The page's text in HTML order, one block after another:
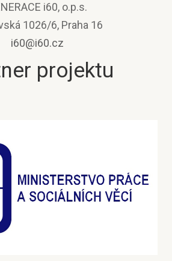
i60, o.p.s.
1026/6, Praha 16
i60@i60.cz
projektu